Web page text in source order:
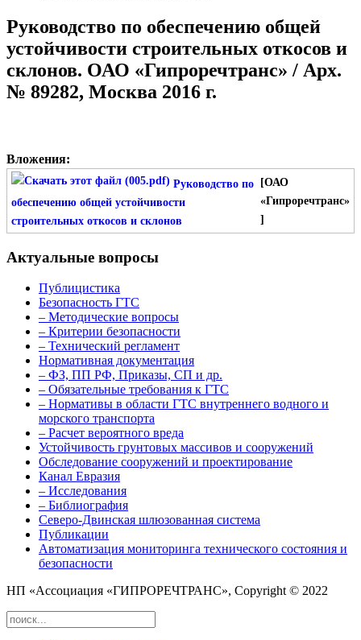
Руководство по обеспечению общей
устойчивости строительных откосов и
склонов. ОАО «Гипроречтранс» / Арх.
№ 89282, Москва 2016 г.
Вложения:
Руководство по
обеспечению общей устойчивости
строительных откосов и склонов
[ОАО
«Гипроречтранс»
]
Актуальные вопросы
Публицистика
Безопасность ГТС
– Методические вопросы
– Критерии безопасности
– Технический регламент
Нормативная документация
– ФЗ, ПП РФ, Приказы, СП и др.
– Обязательные требования к ГТС
– Нормативы в области ГТС внутреннего водного и
морского транспорта
– Расчет вероятного вреда
Устойчивость грунтовых массивов и сооружений
Обследование сооружений и проектирование
Канал Евразия
– Исследования
– Библиография
Северо-Двинская шлюзованная система
Публикации
Автоматизация мониторинга технического состояния и
безопасности
НП «Ассоциация «ГИПРОРЕЧТРАНС», Copyright © 2022